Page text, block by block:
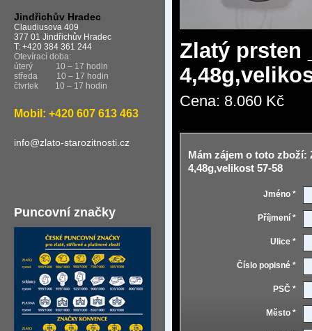
Jindřichův Hradec
Claudiusova 409
377 01 Jindřichův Hradec
T: +420 384 361 244
Otevírací doba:
úterý 10 – 17 hodin
středa 10 – 17 hodin
čtvrtek 10 – 17 hodin
Mobil: +420 607 613 463
info@zlato-starozitnosti.cz
Puncovní značky
Zlatý prsten
Cena: 8.060 Kč
Mám zájem o toto zboží:
4,48g,velikost 57-58
Jméno *
Příjmení *
Ulice *
Číslo popisné *
PSČ *
Město *